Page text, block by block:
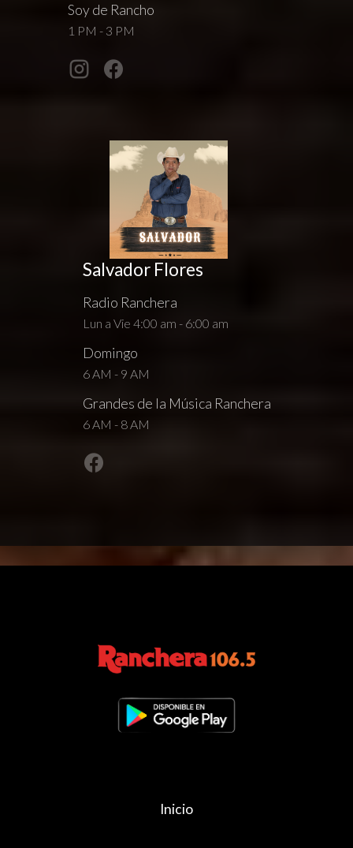
Soy de Rancho
1 PM - 3 PM
Salvador Flores
Radio Ranchera
Lun a Vie 4:00 am - 6:00 am
Domingo
6 AM - 9 AM
Grandes de la Música Ranchera
6 AM - 8 AM
Inicio